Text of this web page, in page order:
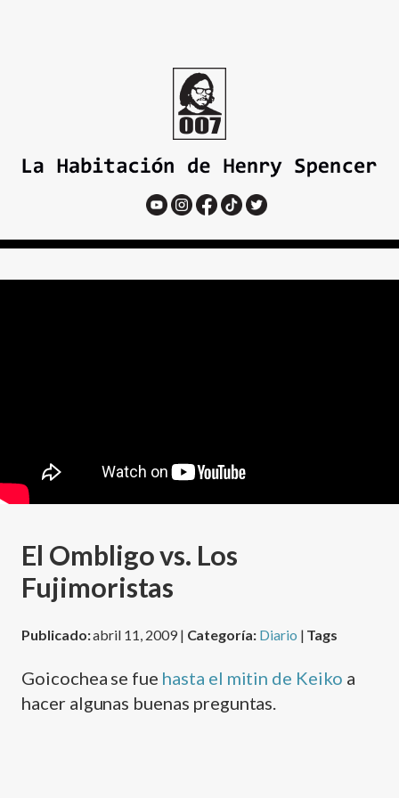
El Ombligo vs. Los
Fujimoristas
Publicado:abril 11, 2009 | Categoría: Diario | Tags
Goicochea se fue hasta el mitin de Keiko a
hacer algunas buenas preguntas.